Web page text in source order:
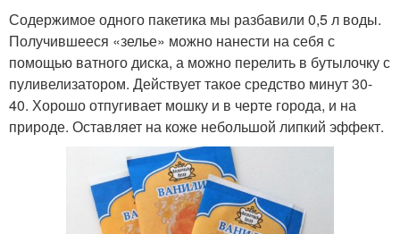
Содержимое одного пакетика мы разбавили 0,5 л воды.
Получившееся «зелье» можно нанести на себя с
помощью ватного диска, а можно перелить в бутылочку с
пуливелизатором. Действует такое средство минут 30-
40. Хорошо отпугивает мошку и в черте города, и на
природе. Оставляет на коже небольшой липкий эффект.